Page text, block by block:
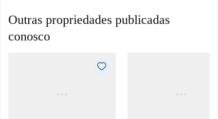
Outras propriedades publicadas
conosco